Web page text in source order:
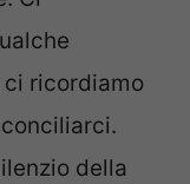
ricordiamo
della